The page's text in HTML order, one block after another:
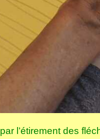
par l’étirement des